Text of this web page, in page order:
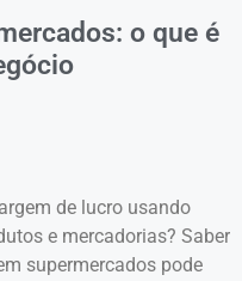
o que é
de lucro usando
e mercadorias? Saber
supermercados pode